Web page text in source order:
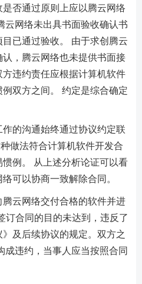
否通过原则上应以腾云网络
云网络未出具书面验收确认书
已通过验收。 由于求创腾云
，腾云网络也未提供书面接
违约责任应根据计算机软件
双方之间。 约定是综合确定
的沟通始终通过协议约定联
做法符合计算机软件开发合
例。 从上述分析论证可以看
可以协商一致解除合同。
云网络交付合格的软件并进
订合同的目的未达到，违反了
》及后续协议的规定。双方之
成违约，当事人应当按照合同